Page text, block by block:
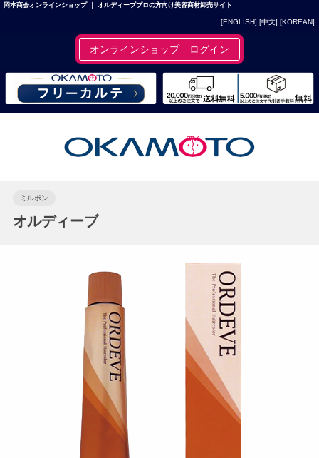
岡本商会オンラインショップ ｜ オルディーブプロの方向け美容商材卸売サイト
[ENGLISH] [中文] [KOREAN]
オンラインショップ ログイン
ミルボン
オルディーブ